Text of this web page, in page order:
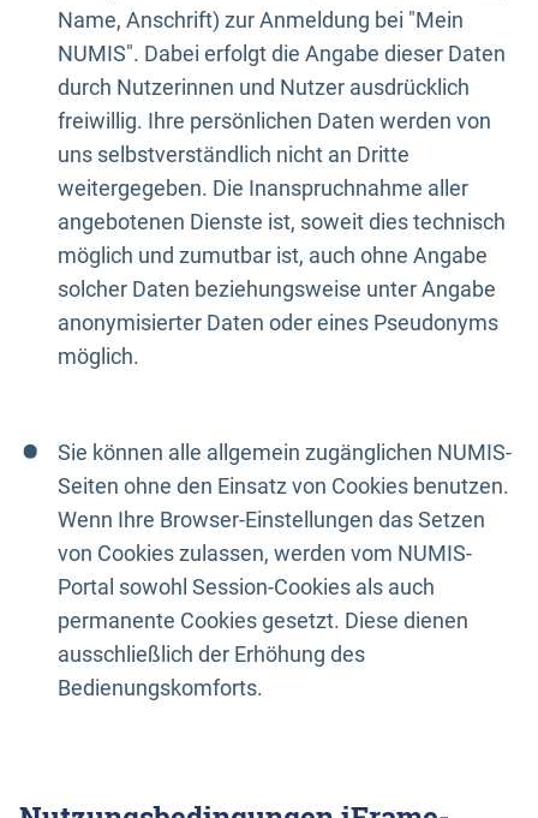
Name, Anschrift) zur Anmeldung bei "Mein
NUMIS". Dabei erfolgt die Angabe dieser Daten
durch Nutzerinnen und Nutzer ausdrücklich
freiwillig. Ihre persönlichen Daten werden von
uns selbstverständlich nicht an Dritte
weitergegeben. Die Inanspruchnahme aller
angebotenen Dienste ist, soweit dies technisch
möglich und zumutbar ist, auch ohne Angabe
solcher Daten beziehungsweise unter Angabe
anonymisierter Daten oder eines Pseudonyms
möglich.
Sie können alle allgemein zugänglichen NUMIS-
Seiten ohne den Einsatz von Cookies benutzen.
Wenn Ihre Browser-Einstellungen das Setzen
von Cookies zulassen, werden vom NUMIS-
Portal sowohl Session-Cookies als auch
permanente Cookies gesetzt. Diese dienen
ausschließlich der Erhöhung des
Bedienungskomforts.